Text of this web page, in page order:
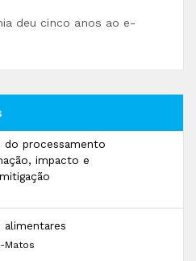
deu cinco anos ao e-
do processamento
impacto e
alimentares
Matos